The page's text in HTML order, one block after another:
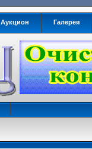
Аукцион Галерея